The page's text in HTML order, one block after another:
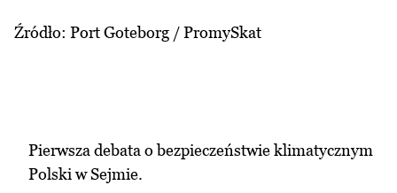
Źródło: Port Goteborg / PromySkat
Pierwsza debata o bezpieczeństwie klimatycznym
Polski w Sejmie.